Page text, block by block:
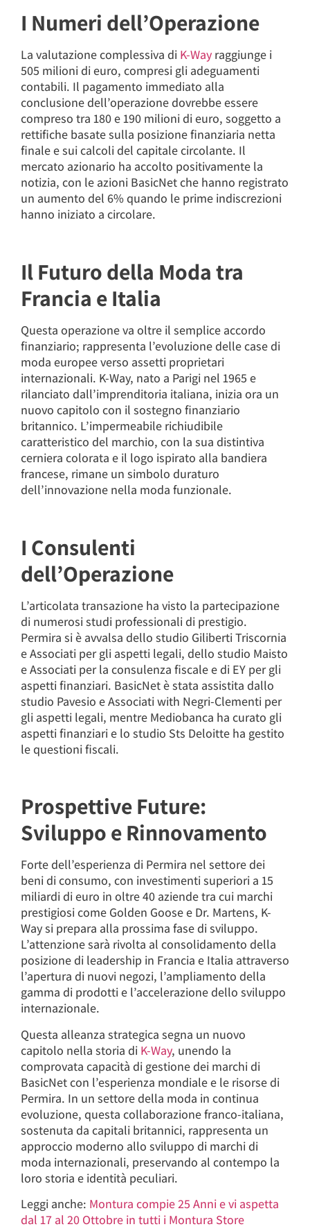
I Numeri dell’Operazione
La valutazione complessiva di K-Way raggiunge i
505 milioni di euro, compresi gli adeguamenti
contabili. Il pagamento immediato alla
conclusione dell’operazione dovrebbe essere
compreso tra 180 e 190 milioni di euro, soggetto a
rettifiche basate sulla posizione finanziaria netta
finale e sui calcoli del capitale circolante. Il
mercato azionario ha accolto positivamente la
notizia, con le azioni BasicNet che hanno registrato
un aumento del 6% quando le prime indiscrezioni
hanno iniziato a circolare.
Il Futuro della Moda tra
Francia e Italia
Questa operazione va oltre il semplice accordo
finanziario; rappresenta l’evoluzione delle case di
moda europee verso assetti proprietari
internazionali. K-Way, nato a Parigi nel 1965 e
rilanciato dall’imprenditoria italiana, inizia ora un
nuovo capitolo con il sostegno finanziario
britannico. L’impermeabile richiudibile
caratteristico del marchio, con la sua distintiva
cerniera colorata e il logo ispirato alla bandiera
francese, rimane un simbolo duraturo
dell’innovazione nella moda funzionale.
I Consulenti
dell’Operazione
L’articolata transazione ha visto la partecipazione
di numerosi studi professionali di prestigio.
Permira si è avvalsa dello studio Giliberti Triscornia
e Associati per gli aspetti legali, dello studio Maisto
e Associati per la consulenza fiscale e di EY per gli
aspetti finanziari. BasicNet è stata assistita dallo
studio Pavesio e Associati with Negri-Clementi per
gli aspetti legali, mentre Mediobanca ha curato gli
aspetti finanziari e lo studio Sts Deloitte ha gestito
le questioni fiscali.
Prospettive Future:
Sviluppo e Rinnovamento
Forte dell’esperienza di Permira nel settore dei
beni di consumo, con investimenti superiori a 15
miliardi di euro in oltre 40 aziende tra cui marchi
prestigiosi come Golden Goose e Dr. Martens, K-
Way si prepara alla prossima fase di sviluppo.
L’attenzione sarà rivolta al consolidamento della
posizione di leadership in Francia e Italia attraverso
l’apertura di nuovi negozi, l’ampliamento della
gamma di prodotti e l’accelerazione dello sviluppo
internazionale.
Questa alleanza strategica segna un nuovo
capitolo nella storia di K-Way, unendo la
comprovata capacità di gestione dei marchi di
BasicNet con l’esperienza mondiale e le risorse di
Permira. In un settore della moda in continua
evoluzione, questa collaborazione franco-italiana,
sostenuta da capitali britannici, rappresenta un
approccio moderno allo sviluppo di marchi di
moda internazionali, preservando al contempo la
loro storia e identità peculiari.
Leggi anche: Montura compie 25 Anni e vi aspetta
dal 17 al 20 Ottobre in tutti i Montura Store